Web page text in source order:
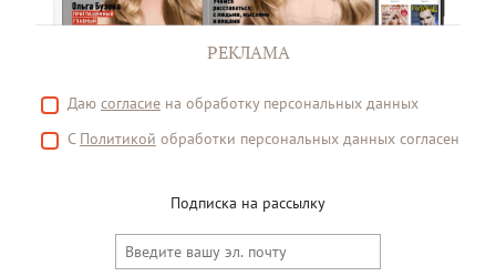
РЕКЛАМА
Даю согласие на обработку персональных данных
С Политикой обработки персональных данных согласен
Подписка на рассылку